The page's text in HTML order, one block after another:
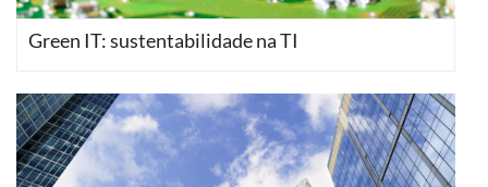
Green IT: sustentabilidade na TI